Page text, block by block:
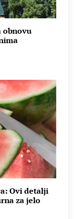
obnovu
Ovi detalji
za jelo